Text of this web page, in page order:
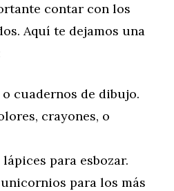
contar con los
Aquí te dejamos una
cuadernos de dibujo.
crayones, o
para esbozar.
para los más